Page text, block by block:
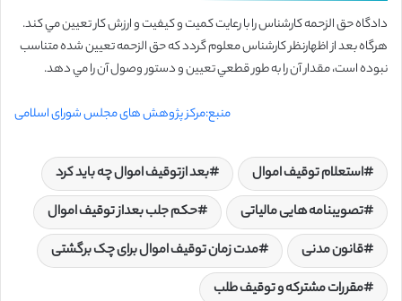
دادگاه حق‌ الزحمه كارشناس را با رعايت كميت و كيفيت و ارزش كار تعيين مي‌ كند.
هرگاه بعد از اظهارنظر كارشناس معلوم گردد كه‌ حق‌ الزحمه تعيين شده متناسب
نبوده است، مقدار آن را به‌ طور قطعي تعيين و دستور وصول آن را مي‌ دهد.
منبع:مرکز پژوهش های مجلس شورای اسلامی
استعلام توقیف اموال
بعد ازتوقیف اموال چه باید کرد
تصویبنامه هایی مالیاتی
حکم جلب بعداز توقیف اموال
قانون مدنی
مدت زمان توقیف اموال برای چک برگشتی
مقررات مشترکه و توقیف طلب